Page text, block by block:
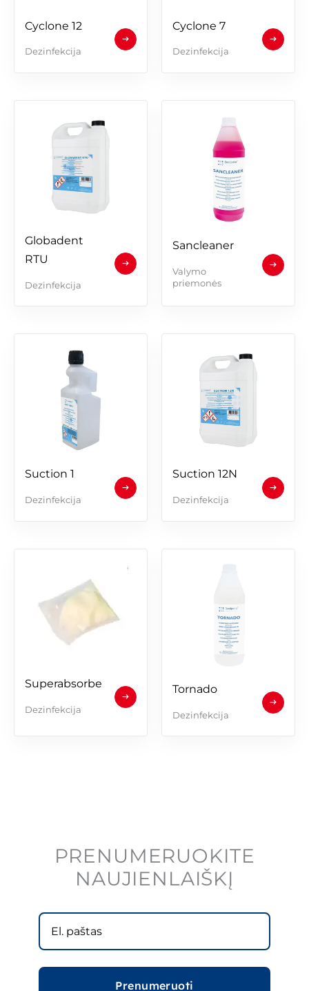
Cyclone 12
Dezinfekcija
Cyclone 7
Dezinfekcija
Globadent
RTU
Dezinfekcija
Sancleaner
Valymo
priemonės
Suction 1
Dezinfekcija
Suction 12N
Dezinfekcija
Superabsorbentas
Dezinfekcija
Tornado
Dezinfekcija
PRENUMERUOKITE
NAUJIENLAIŠKĮ
Prenumeruoti